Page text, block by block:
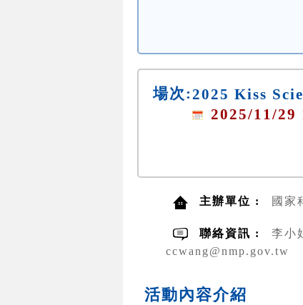
場次:2025 Kiss
2025/11/29
主辦單位 : 國家
聯絡資訊 :
李小
ccwang@nmp.gov.tw
活動內容介紹